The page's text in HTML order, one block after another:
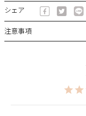
シェア
注意事項